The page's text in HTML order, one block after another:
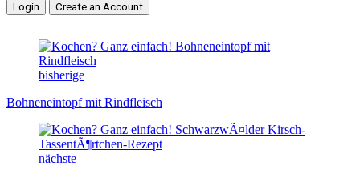
bisherige
Bohneneintopf mit Rindfleisch
nächste